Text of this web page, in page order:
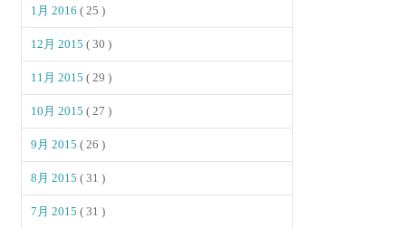
1月 2016( 25 )
12月 2015( 30 )
11月 2015( 29 )
10月 2015( 27 )
9月 2015( 26 )
8月 2015( 31 )
7月 2015( 31 )